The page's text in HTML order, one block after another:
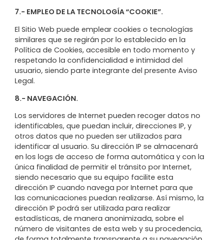
7.- EMPLEO DE LA TECNOLOGÍA “COOKIE”.
El Sitio Web puede emplear cookies o tecnologías
similares que se regirán por lo establecido en la
Política de Cookies, accesible en todo momento y
respetando la confidencialidad e intimidad del
usuario, siendo parte integrante del presente Aviso
Legal.
8.- NAVEGACIÓN.
Los servidores de Internet pueden recoger datos no
identificables, que puedan incluir, direcciones IP, y
otros datos que no pueden ser utilizados para
identificar al usuario. Su dirección IP se almacenará
en los logs de acceso de forma automática y con la
única finalidad de permitir el tránsito por Internet,
siendo necesario que su equipo facilite esta
dirección IP cuando navega por Internet para que
las comunicaciones puedan realizarse. Así mismo, la
dirección IP podrá ser utilizada para realizar
estadísticas, de manera anonimizada, sobre el
número de visitantes de esta web y su procedencia,